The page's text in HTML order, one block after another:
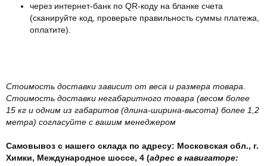
через интернет-банк по QR-коду на бланке счета
(сканируйте код, проверьте правильность суммы платежа,
оплатите).
Стоимость доставки зависит от веса и размера товара.
Стоимость доставки негабаритного товара (весом более
15 кг и одним из габаритов (длина-ширина-высота) более 1,2
метра) согласуйте с вашим менеджером
Самовывоз с нашего склада по адресу: Московская обл., г.
Химки, Международное шоссе, 4 (адрес в навигаторе: